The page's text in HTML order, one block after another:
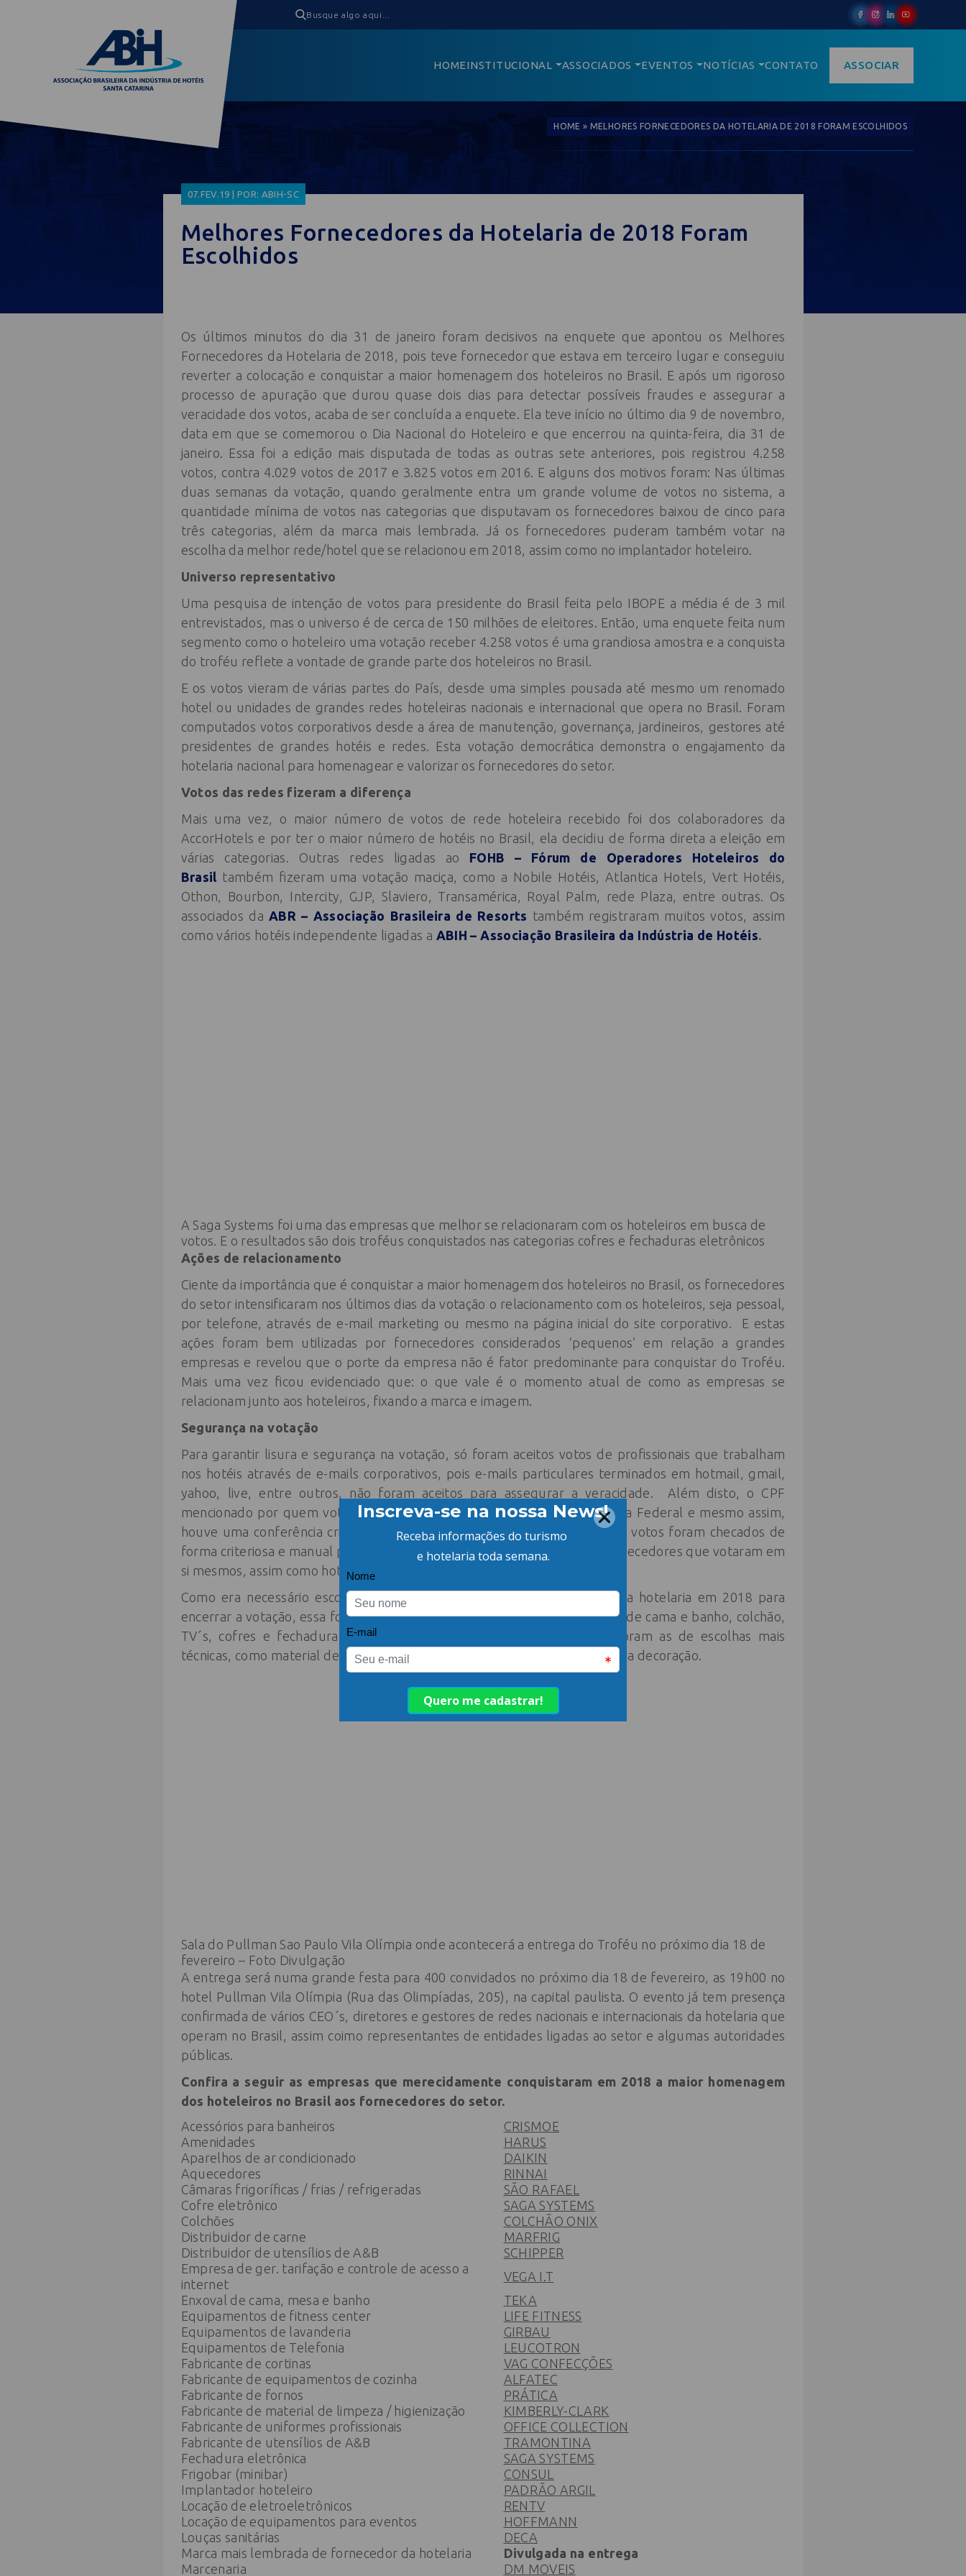
HOMEINSTITUCIONAL ASSOCIADOS EVENTOS NOTÍCIAS CONTATO ASSOCIAR
HOME » MELHORES FORNECEDORES DA HOTELARIA DE 2018 FORAM ESCOLHIDOS
07.FEV.19 | POR: ABIH-SC
Melhores Fornecedores da Hotelaria de 2018 Foram
Escolhidos
Os últimos minutos do dia 31 de janeiro foram decisivos na enquete que apontou os Melhores
Fornecedores da Hotelaria de 2018, pois teve fornecedor que estava em terceiro lugar e conseguiu
reverter a colocação e conquistar a maior homenagem dos hoteleiros no Brasil. E após um rigoroso
processo de apuração que durou quase dois dias para detectar possíveis fraudes e assegurar a
veracidade dos votos, acaba de ser concluída a enquete. Ela teve início no último dia 9 de novembro,
data em que se comemorou o Dia Nacional do Hoteleiro e que encerrou na quinta-feira, dia 31 de
janeiro. Essa foi a edição mais disputada de todas as outras sete anteriores, pois registrou 4.258
votos, contra 4.029 votos de 2017 e 3.825 votos em 2016. E alguns dos motivos foram: Nas últimas
duas semanas da votação, quando geralmente entra um grande volume de votos no sistema, a
quantidade mínima de votos nas categorias que disputavam os fornecedores baixou de cinco para
três categorias, além da marca mais lembrada. Já os fornecedores puderam também votar na
escolha da melhor rede/hotel que se relacionou em 2018, assim como no implantador hoteleiro.
Universo representativo
Uma pesquisa de intenção de votos para presidente do Brasil feita pelo IBOPE a média é de 3 mil
entrevistados, mas o universo é de cerca de 150 milhões de eleitores. Então, uma enquete feita num
segmento como o hoteleiro uma votação receber 4.258 votos é uma grandiosa amostra e a conquista
do troféu reflete a vontade de grande parte dos hoteleiros no Brasil.
E os votos vieram de várias partes do País, desde uma simples pousada até mesmo um renomado
hotel ou unidades de grandes redes hoteleiras nacionais e internacional que opera no Brasil. Foram
computados votos corporativos desde a área de manutenção, governança, jardineiros, gestores até
presidentes de grandes hotéis e redes. Esta votação democrática demonstra o engajamento da
hotelaria nacional para homenagear e valorizar os fornecedores do setor.
Votos das redes fizeram a diferença
Mais uma vez, o maior número de votos de rede hoteleira recebido foi dos colaboradores da
AccorHotels e por ter o maior número de hotéis no Brasil, ela decidiu de forma direta a eleição em
várias categorias. Outras redes ligadas ao
FOHB – Fórum de Operadores Hoteleiros do
Brasil também fizeram uma votação maciça, como a Nobile Hotéis, Atlantica Hotels, Vert Hotéis,
Othon, Bourbon, Intercity, GJP, Slaviero, Transamérica, Royal Palm, rede Plaza, entre outras. Os
associados daABR – Associação Brasileira de Resorts também registraram muitos votos, assim
como vários hotéis independente ligadas a ABIH – Associação Brasileira da Indústria de Hotéis.
A Saga Systems foi uma das empresas que melhor se relacionaram com os hoteleiros em busca de
votos. E o resultados são dois troféus conquistados nas categorias cofres e fechaduras eletrônicos
Ações de relacionamento
Ciente da importância que é conquistar a maior homenagem dos hoteleiros no Brasil, os fornecedores
do setor intensificaram nos últimos dias da votação o relacionamento com os hoteleiros, seja pessoal,
por telefone, através de e-mail marketing ou mesmo na página inicial do site corporativo. E estas
ações foram bem utilizadas por fornecedores considerados ‘pequenos’ em relação a grandes
empresas e revelou que o porte da empresa não é fator predominante para conquistar do Troféu.
Mais uma vez ficou evidenciado que: o que vale é o momento atual de como as empresas se
relacionam junto aos hoteleiros, fixando a marca e imagem.
Segurança na votação
Para garantir lisura e segurança na votação, só foram aceitos votos de profissionais que trabalham
nos hotéis através de e-mails corporativos, pois e-mails particulares terminados em hotmail, gmail,
yahoo, live, entre outros, não foram aceitos para assegurar a veracidade. Além disto, o CPF
mencionado por quem votou, deveria ser o mesmo cadastrado na Receita Federal e mesmo assim,
houve uma conferência criteriosa para validar o voto. Um a um, todos os votos foram checados de
forma criteriosa e manual para evitar alguma fraude, pois teve muitos fornecedores que votaram em
si mesmos, assim como hoteleiros nas redes que trabalham.
Como era necessário escolher a marca de fornecedor mais lembrada da hotelaria em 2018 para
encerrar a votação, essa foi a categoria mais votada, seguida por: enxoval de cama e banho, colchão,
TV´s, cofres e fechaduras eletrônicas. As categorias menos votadas foram as de escolhas mais
técnicas, como material de limpeza, equipamentos de piscina e tecido para a decoração.
Sala do Pullman Sao Paulo Vila Olímpia onde acontecerá a entrega do Troféu no próximo dia 18 de
fevereiro – Foto Divulgação
A entrega será numa grande festa para 400 convidados no próximo dia 18 de fevereiro, as 19h00 no
hotel Pullman Vila Olímpia (Rua das Olimpíadas, 205), na capital paulista. O evento já tem presença
confirmada de vários CEO´s, diretores e gestores de redes nacionais e internacionais da hotelaria que
operam no Brasil, assim coimo representantes de entidades ligadas ao setor e algumas autoridades
públicas.
Confira a seguir as empresas que merecidamente conquistaram em 2018 a maior homenagem
dos hoteleiros no Brasil aos fornecedores do setor.
Acessórios para banheiros
CRISMOE
Amenidades
HARUS
Aparelhos de ar condicionado
DAIKIN
Aquecedores
RINNAI
Câmaras frigoríficas / frias / refrigeradas
SÃO RAFAEL
Cofre eletrônico
SAGA SYSTEMS
Colchões
COLCHÃO ONIX
Distribuidor de carne
MARFRIG
Distribuidor de utensílios de A&B
SCHIPPER
Empresa de ger. tarifação e controle de acesso a
internet
VEGA I.T
Enxoval de cama, mesa e banho
TEKA
Equipamentos de fitness center
LIFE FITNESS
Equipamentos de lavanderia
GIRBAU
Equipamentos de Telefonia
LEUCOTRON
Fabricante de cortinas
VAG CONFECÇÕES
Fabricante de equipamentos de cozinha
ALFATEC
Fabricante de fornos
PRÁTICA
Fabricante de material de limpeza / higienização
KIMBERLY-CLARK
Fabricante de uniformes profissionais
OFFICE COLLECTION
Fabricante de utensílios de A&B
TRAMONTINA
Fechadura eletrônica
SAGA SYSTEMS
Frigobar (minibar)
CONSUL
Implantador hoteleiro
PADRÃO ARGIL
Locação de eletroeletrônicos
RENTV
Locação de equipamentos para eventos
HOFFMANN
Louças sanitárias
DECA
Marca mais lembrada de fornecedor da hotelaria
Divulgada na entrega
Marcenaria
DM MOVEIS